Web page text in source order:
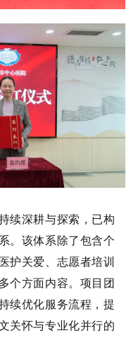
续深耕与探索，已构
。 该体系除了包含个
护关爱、志愿者培训
个方面内容。项目团
续优化服务流程，提
关怀与专业化并行的